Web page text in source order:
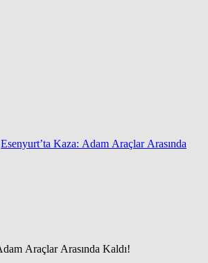
Esenyurt’ta Kaza: Adam Araçlar Arasında